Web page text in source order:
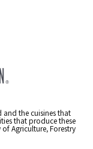
and the cuisines that
that produce these
of Agriculture, Forestry